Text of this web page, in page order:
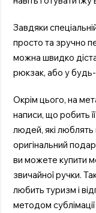
Завдяки
просто та зручно
можна швидко
рюкзак, або у будь-
Окрім цього, на
написи, що робить
людей, які
оригінальний
ви можете купити
звичайної ручки.
любить туризм і
методом